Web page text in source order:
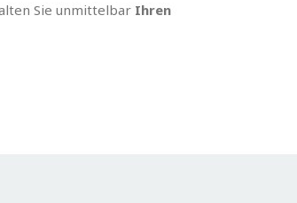
Sie unmittelbar Ihren